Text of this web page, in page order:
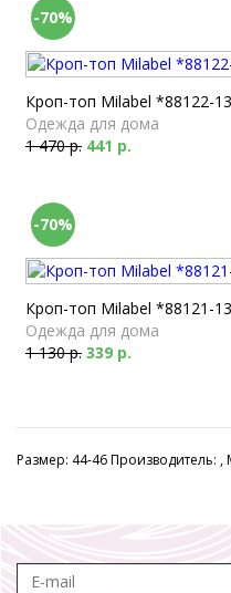
-70%
Кроп-топ Milabel *88122-
Одежда для дома
1 470 р. 441 р.
-70%
Кроп-топ Milabel *88121-
Одежда для дома
1 130 р. 339 р.
Размер: 44-46 Производитель: ,